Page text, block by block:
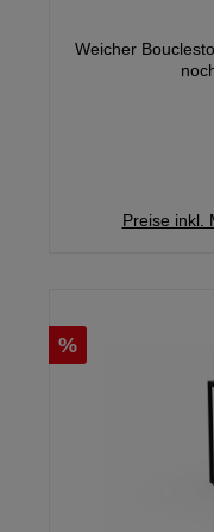
Weicher
Preise inkl.
%